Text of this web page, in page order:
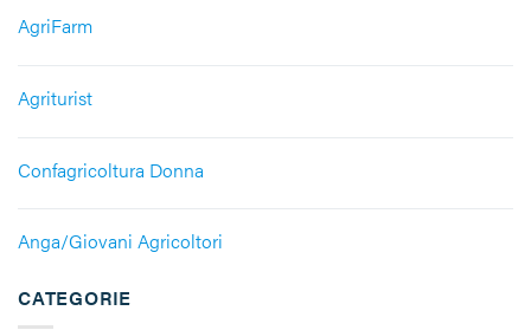
AgriFarm
Agriturist
Confagricoltura Donna
Anga/Giovani Agricoltori
CATEGORIE